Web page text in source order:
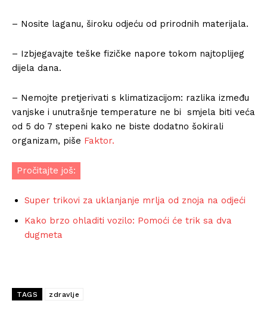
– Nosite laganu, široku odjeću od prirodnih materijala.
– Izbjegavajte teške fizičke napore tokom najtoplijeg
dijela dana.
– Nemojte pretjerivati s klimatizacijom: razlika između
vanjske i unutrašnje temperature ne bi smjela biti veća
od 5 do 7 stepeni kako ne biste dodatno šokirali
organizam, piše Faktor.
Pročitajte još:
Super trikovi za uklanjanje mrlja od znoja na odjeći
Kako brzo ohladiti vozilo: Pomoći će trik sa dva
dugmeta
TAGS zdravlje